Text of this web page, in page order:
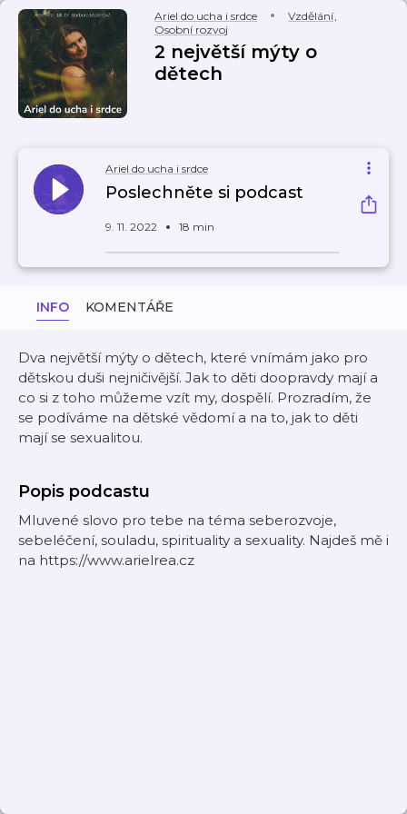
Ariel do ucha i srdce Vzdělání,
Osobní rozvoj
2 největší mýty o
dětech
Ariel do ucha i srdce
Poslechněte si podcast
9. 11. 2022 18 min
INFO KOMENTÁŘE
Dva největší mýty o dětech, které vnímám jako pro
dětskou duši nejničivější. Jak to děti doopravdy mají a
co si z toho můžeme vzít my, dospělí. Prozradím, že
se podíváme na dětské vědomí a na to, jak to děti
mají se sexualitou.
Popis podcastu
Mluvené slovo pro tebe na téma seberozvoje,
sebeléčení, souladu, spirituality a sexuality. Najdeš mě i
na https://www.arielrea.cz